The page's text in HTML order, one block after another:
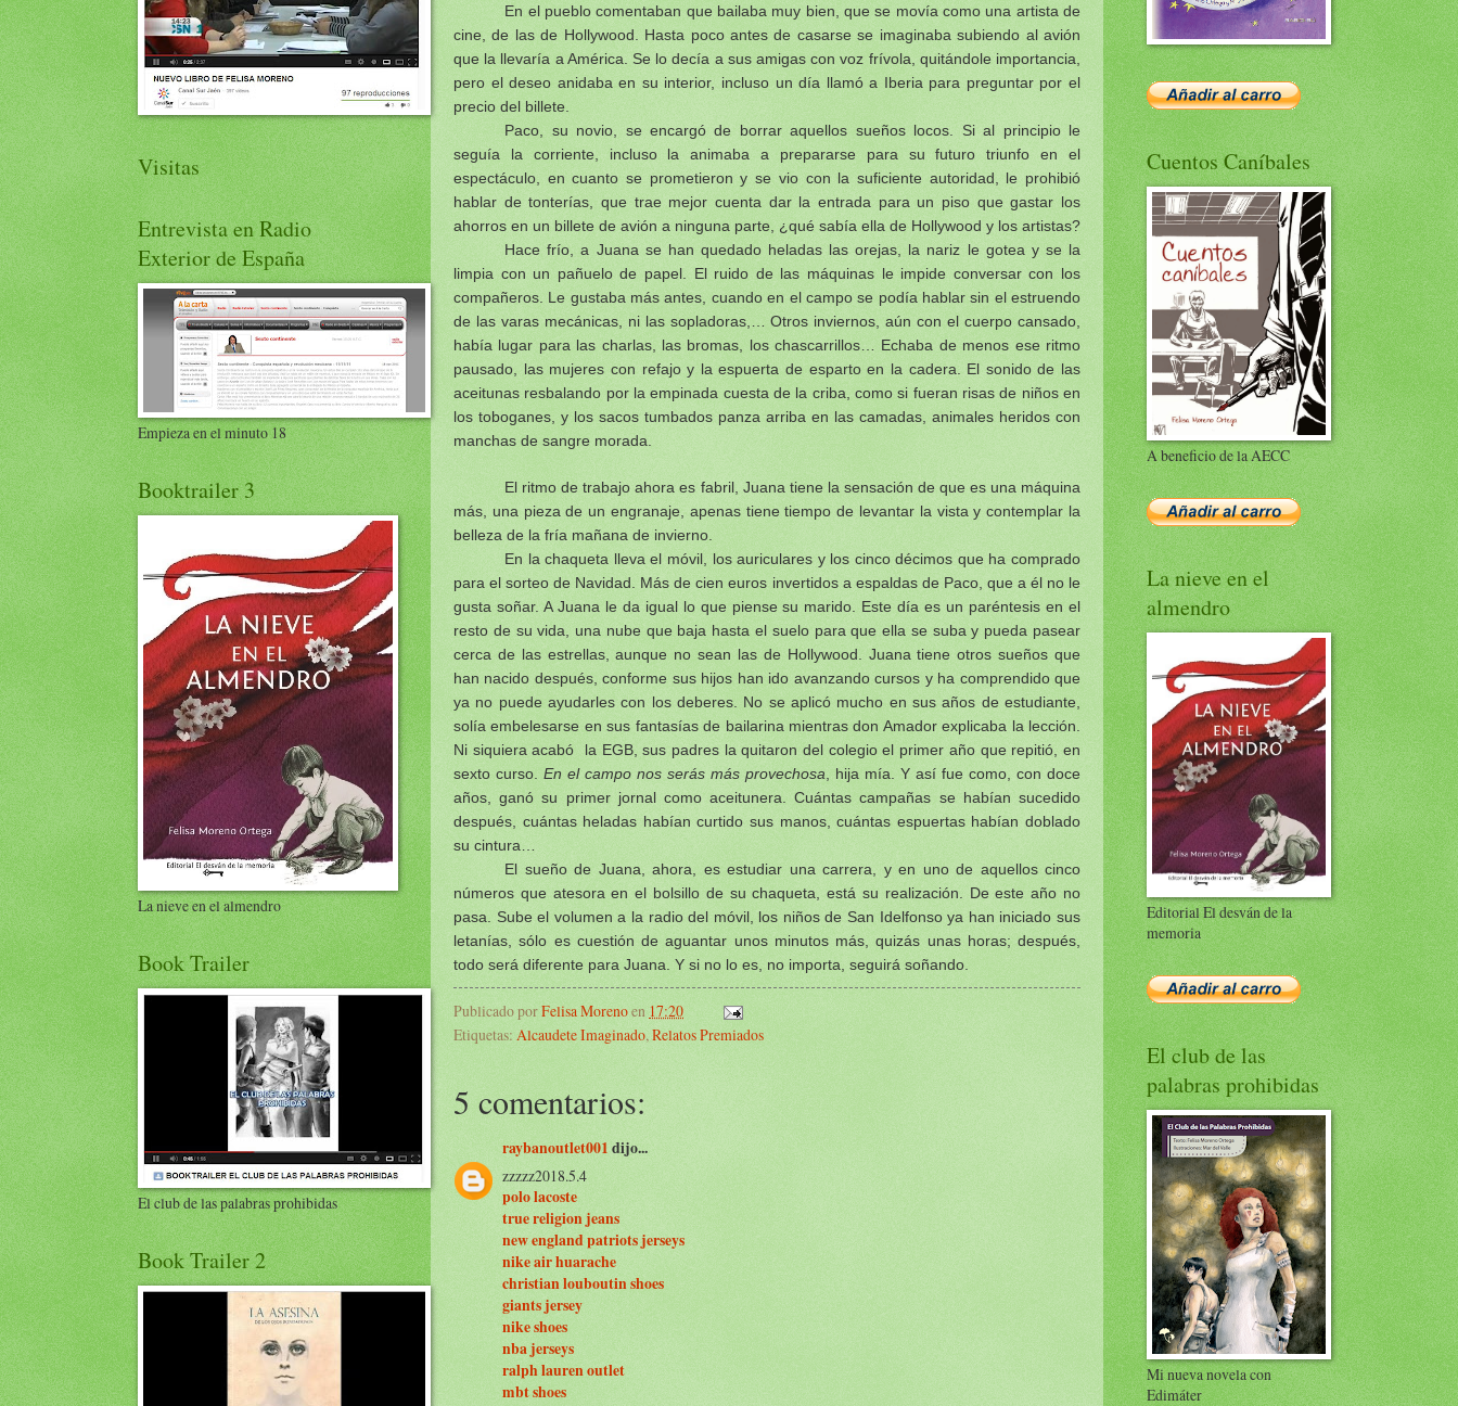
En el pueblo comentaban que bailaba muy bien, que se movía como una artista de
cine, de las de Hollywood. Hasta poco antes de casarse se imaginaba subiendo al avión
que la llevaría a América. Se lo decía a sus amigas con voz frívola, quitándole importancia,
pero el deseo anidaba en su interior, incluso un día llamó a Iberia para preguntar por el
precio del billete.
Paco, su novio, se encargó de borrar aquellos sueños locos. Si al principio le
seguía la corriente, incluso la animaba a prepararse para su futuro triunfo en el
espectáculo, en cuanto se prometieron y se vio con la suficiente autoridad, le prohibió
hablar de tonterías, que trae mejor cuenta dar la entrada para un piso que gastar los
ahorros en un billete de avión a ninguna parte, ¿qué sabía ella de Hollywood y los artistas?
Hace frío, a Juana se han quedado heladas las orejas, la nariz le gotea y se la
limpia con un pañuelo de papel. El ruido de las máquinas le impide conversar con los
compañeros. Le gustaba más antes, cuando en el campo se podía hablar sin el estruendo
de las varas mecánicas, ni las sopladoras,… Otros inviernos, aún con el cuerpo cansado,
había lugar para las charlas, las bromas, los chascarrillos… Echaba de menos ese ritmo
pausado, las mujeres con refajo y la espuerta de esparto en la cadera. El sonido de las
aceitunas resbalando por la empinada cuesta de la criba, como si fueran risas de niños en
los toboganes, y los sacos tumbados panza arriba en las camadas, animales heridos con
manchas de sangre morada.
El ritmo de trabajo ahora es fabril, Juana tiene la sensación de que es una máquina
más, una pieza de un engranaje, apenas tiene tiempo de levantar la vista y contemplar la
belleza de la fría mañana de invierno.
En la chaqueta lleva el móvil, los auriculares y los cinco décimos que ha comprado
para el sorteo de Navidad. Más de cien euros invertidos a espaldas de Paco, que a él no le
gusta soñar. A Juana le da igual lo que piense su marido. Este día es un paréntesis en el
resto de su vida, una nube que baja hasta el suelo para que ella se suba y pueda pasear
cerca de las estrellas, aunque no sean las de Hollywood. Juana tiene otros sueños que
han nacido después, conforme sus hijos han ido avanzando cursos y ha comprendido que
ya no puede ayudarles con los deberes. No se aplicó mucho en sus años de estudiante,
solía embelesarse en sus fantasías de bailarina mientras don Amador explicaba la lección.
Ni siquiera acabó la EGB, sus padres la quitaron del colegio el primer año que repitió, en
sexto curso. En el campo nos serás más provechosa , hija mía. Y así fue como, con doce
años, ganó su primer jornal como aceitunera. Cuántas campañas se habían sucedido
después, cuántas heladas habían curtido sus manos, cuántas espuertas habían doblado
su cintura…
El sueño de Juana, ahora, es estudiar una carrera, y en uno de aquellos cinco
números que atesora en el bolsillo de su chaqueta, está su realización. De este año no
pasa. Sube el volumen a la radio del móvil, los niños de San Idelfonso ya han iniciado sus
letanías, sólo es cuestión de aguantar unos minutos más, quizás unas horas; después,
todo será diferente para Juana. Y si no lo es, no importa, seguirá soñando.
Publicado porFelisa Morenoen 17:20
Etiquetas: Alcaudete Imaginado, Relatos Premiados
5 comentarios:
raybanoutlet001 dijo...
zzzzz2018.5.4
polo lacoste
true religion jeans
new england patriots jerseys
nike air huarache
christian louboutin shoes
giants jersey
nike shoes
nba jerseys
ralph lauren outlet
mbt shoes
Visitas
Entrevista en Radio
Exterior de España
Empieza en el minuto 18
Booktrailer 3
La nieve en el almendro
Book Trailer
El club de las palabras prohibidas
Book Trailer 2
Cuentos Caníbales
A beneficio de la AECC
La nieve en el
almendro
Editorial El desván de la
memoria
El club de las
palabras prohibidas
Mi nueva novela con
Edimáter